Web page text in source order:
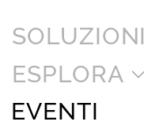
SOLUZIONI
ESPLORA
EVENTI